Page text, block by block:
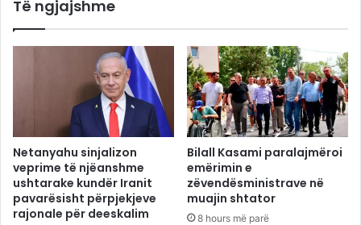
Të ngjajshme
Netanyahu sinjalizon
veprime të njëanshme
ushtarake kundër Iranit
pavarësisht përpjekjeve
rajonale për deeskalim
Bilall Kasami paralajmëroi
emërimin e
zëvendësministrave në
muajin shtator
8 hours më parë